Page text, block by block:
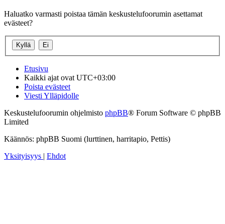
Haluatko varmasti poistaa tämän keskustelufoorumin asettamat
evästeet?
Etusivu
Kaikki ajat ovat UTC+03:00
Poista evästeet
Viesti Ylläpidolle
Keskustelufoorumin ohjelmisto phpBB® Forum Software © phpBB
Limited
Käännös: phpBB Suomi (lurttinen, harritapio, Pettis)
Yksityisyys | Ehdot